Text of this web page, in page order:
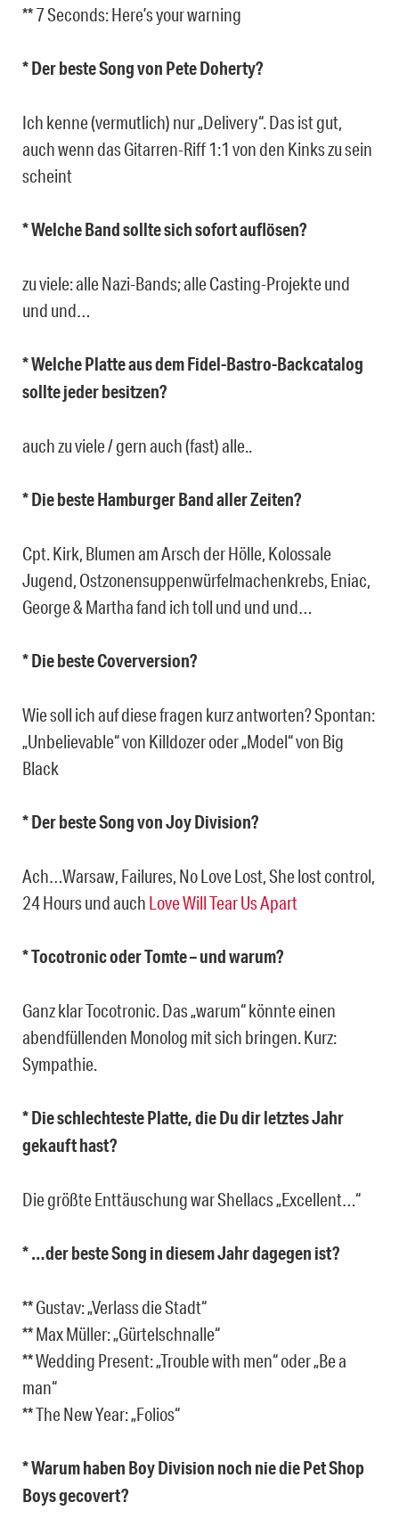
** 7 Seconds: Here’s your warning
* Der beste Song von Pete Doherty?
Ich kenne (vermutlich) nur „Delivery“. Das ist gut,
auch wenn das Gitarren-Riff 1:1 von den Kinks zu sein
scheint
* Welche Band sollte sich sofort auflösen?
zu viele: alle Nazi-Bands; alle Casting-Projekte und
und und…
* Welche Platte aus dem Fidel-Bastro-Backcatalog
sollte jeder besitzen?
auch zu viele / gern auch (fast) alle..
* Die beste Hamburger Band aller Zeiten?
Cpt. Kirk, Blumen am Arsch der Hölle, Kolossale
Jugend, Ostzonensuppenwürfelmachenkrebs, Eniac,
George & Martha fand ich toll und und und…
* Die beste Coverversion?
Wie soll ich auf diese fragen kurz antworten? Spontan:
„Unbelievable“ von Killdozer oder „Model“ von Big
Black
* Der beste Song von Joy Division?
Ach…Warsaw, Failures, No Love Lost, She lost control,
24 Hours und auch Love Will Tear Us Apart
* Tocotronic oder Tomte – und warum?
Ganz klar Tocotronic. Das „warum“ könnte einen
abendfüllenden Monolog mit sich bringen. Kurz:
Sympathie.
* Die schlechteste Platte, die Du dir letztes Jahr
gekauft hast?
Die größte Enttäuschung war Shellacs „Excellent…“
* …der beste Song in diesem Jahr dagegen ist?
** Gustav: „Verlass die Stadt“
** Max Müller: „Gürtelschnalle“
** Wedding Present: „Trouble with men“ oder „Be a
man“
** The New Year: „Folios“
* Warum haben Boy Division noch nie die Pet Shop
Boys gecovert?